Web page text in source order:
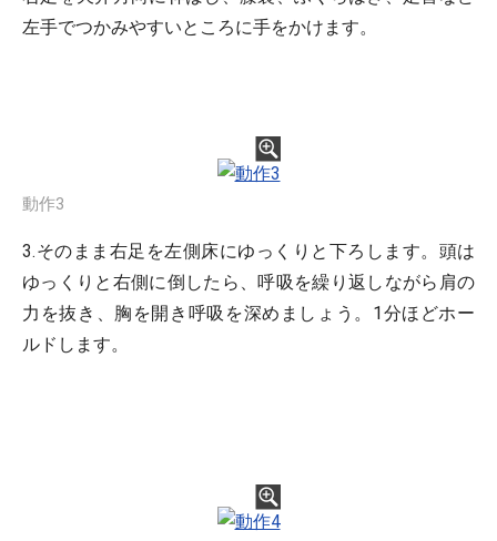
左手でつかみやすいところに手をかけます。
動作3
3.そのまま右足を左側床にゆっくりと下ろします。頭は
ゆっくりと右側に倒したら、呼吸を繰り返しながら肩の
力を抜き、胸を開き呼吸を深めましょう。1分ほどホー
ルドします。